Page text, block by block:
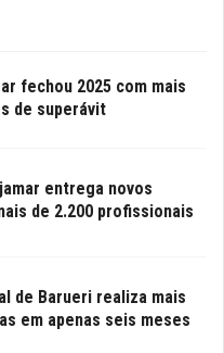
fechou 2025 com mais
de superávit
entrega novos
de 2.200 profissionais
de Barueri realiza mais
em apenas seis meses